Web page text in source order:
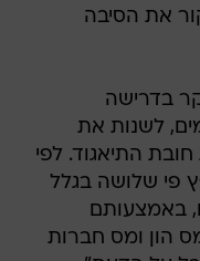
את הסיבה
בדרישה
לשנות את
התיאגוד. לפי
פי שלושה בגלל
באמצעותם
הון ומס חברות